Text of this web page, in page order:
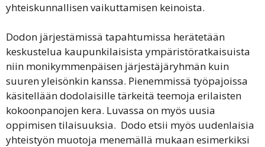
yhteiskunnallisen vaikuttamisen keinoista.
Dodon järjestämissä tapahtumissa herätetään
keskustelua kaupunkilaisista ympäristöratkaisuista
niin monikymmenpäisen järjestäjäryhmän kuin
suuren yleisönkin kanssa. Pienemmissä työpajoissa
käsitellään dodolaisille tärkeitä teemoja erilaisten
kokoonpanojen kera. Luvassa on myös uusia
oppimisen tilaisuuksia. Dodo etsii myös uudenlaisia
yhteistyön muotoja menemällä mukaan esimerkiksi